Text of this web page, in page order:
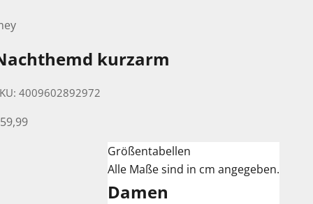
kurzarm
4009602892972
Größentabellen
Alle Maße sind in cm angegeben.
Damen